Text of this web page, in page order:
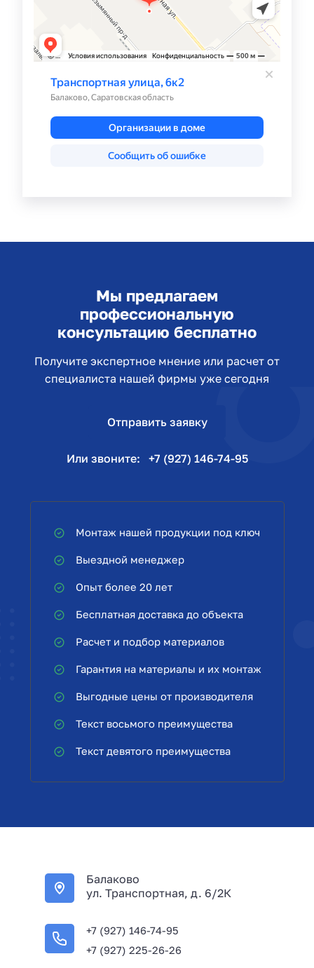
Мы предлагаем
профессиональную
консультацию бесплатно
Получите экспертное мнение или расчет от
специалиста нашей фирмы уже сегодня
Отправить заявку
Или звоните: +7 (927) 146-74-95
Монтаж нашей продукции под ключ
Выездной менеджер
Опыт более 20 лет
Бесплатная доставка до объекта
Расчет и подбор материалов
Гарантия на материалы и их монтаж
Выгодные цены от производителя
Текст восьмого преимущества
Текст девятого преимущества
Балаково
ул. Транспортная, д. 6/2К
+7 (927) 146-74-95
+7 (927) 225-26-26